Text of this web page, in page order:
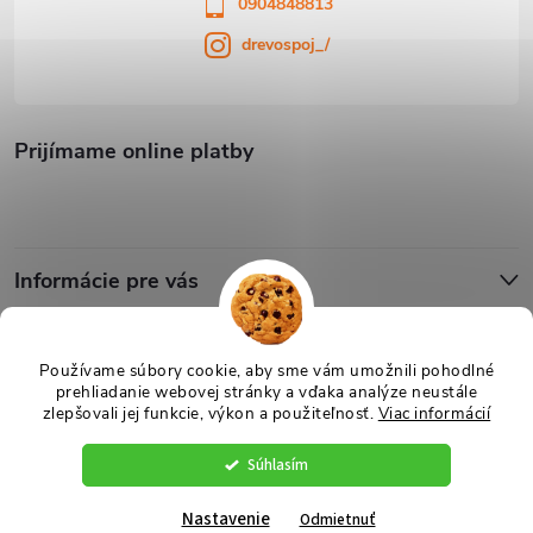
Používame súbory cookie, aby sme vám umožnili pohodlné
prehliadanie webovej stránky a vďaka analýze neustále
zlepšovali jej funkcie, výkon a použiteľnosť. Viac informácií
Súhlasím
Nastavenie Odmietnuť
Prijímame online platby
0904848813
drevospoj_/
Informácie pre vás
Vytvoril Shoptet
cookies